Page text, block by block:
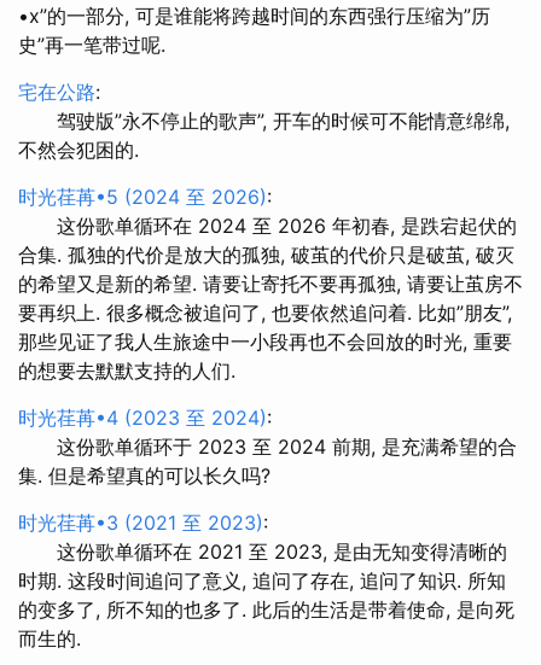
•x”的一部分, 可是谁能将跨越时间的东西强行压缩为”历
史”再一笔带过呢.
宅在公路:
驾驶版”永不停止的歌声”, 开车的时候可不能情意绵绵,
不然会犯困的.
时光荏苒•5 (2024 至 2026):
这份歌单循环在 2024 至 2026 年初春, 是跌宕起伏的
合集. 孤独的代价是放大的孤独, 破茧的代价只是破茧, 破灭
的希望又是新的希望. 请要让寄托不要再孤独, 请要让茧房不
要再织上. 很多概念被追问了, 也要依然追问着. 比如”朋友”,
那些见证了我人生旅途中一小段再也不会回放的时光, 重要
的想要去默默支持的人们.
时光荏苒•4 (2023 至 2024):
这份歌单循环于 2023 至 2024 前期, 是充满希望的合
集. 但是希望真的可以长久吗?
时光荏苒•3 (2021 至 2023):
这份歌单循环在 2021 至 2023, 是由无知变得清晰的
时期. 这段时间追问了意义, 追问了存在, 追问了知识. 所知
的变多了, 所不知的也多了. 此后的生活是带着使命, 是向死
而生的.